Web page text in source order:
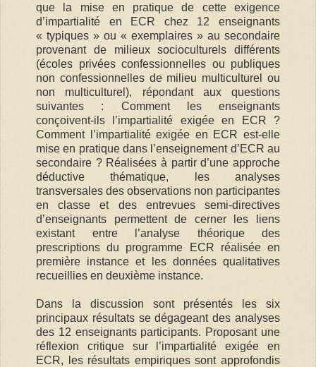
que la mise en pratique de cette exigence
d’impartialité en ECR chez 12 enseignants
« typiques » ou « exemplaires » au secondaire
provenant de milieux socioculturels différents
(écoles privées confessionnelles ou publiques
non confessionnelles de milieu multiculturel ou
non multiculturel), répondant aux questions
suivantes : Comment les enseignants
conçoivent-ils l’impartialité exigée en ECR ?
Comment l’impartialité exigée en ECR est-elle
mise en pratique dans l’enseignement d’ECR au
secondaire ? Réalisées à partir d’une approche
déductive thématique, les analyses
transversales des observations non participantes
en classe et des entrevues semi-directives
d’enseignants permettent de cerner les liens
existant entre l’analyse théorique des
prescriptions du programme ECR réalisée en
première instance et les données qualitatives
recueillies en deuxième instance.
Dans la discussion sont présentés les six
principaux résultats se dégageant des analyses
des 12 enseignants participants. Proposant une
réflexion critique sur l’impartialité exigée en
ECR, les résultats empiriques sont approfondis